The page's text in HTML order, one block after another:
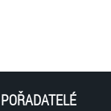
POŘADATELÉ